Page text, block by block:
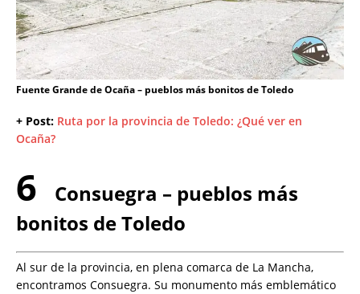
Fuente Grande de Ocaña – pueblos más bonitos de Toledo
+ Post: Ruta por la provincia de Toledo: ¿Qué ver en
Ocaña?
6
Consuegra – pueblos más
bonitos de Toledo
Al sur de la provincia, en plena comarca de La Mancha,
encontramos Consuegra. Su monumento más emblemático